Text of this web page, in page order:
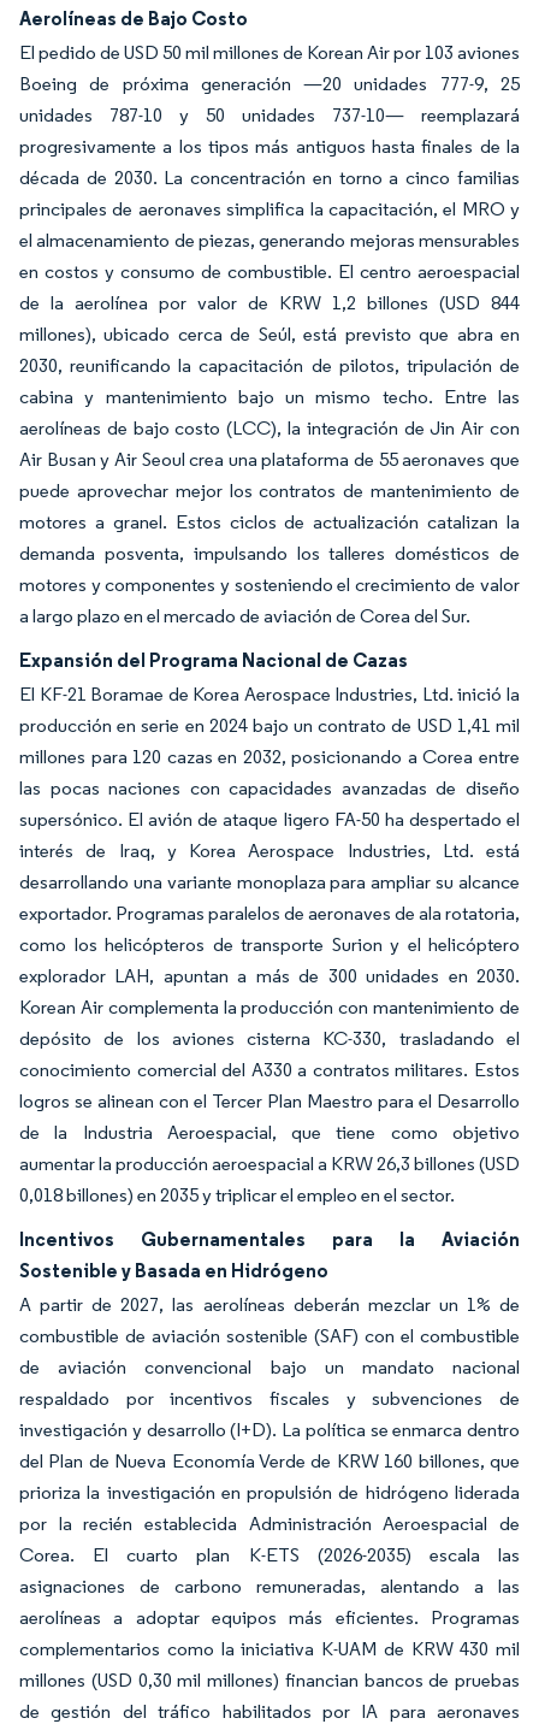
Aerolíneas de Bajo Costo
El pedido de USD 50 mil millones de Korean Air por 103 aviones
Boeing de próxima generación —20 unidades 777-9, 25
unidades 787-10 y 50 unidades 737-10— reemplazará
progresivamente a los tipos más antiguos hasta finales de la
década de 2030. La concentración en torno a cinco familias
principales de aeronaves simplifica la capacitación, el MRO y
el almacenamiento de piezas, generando mejoras mensurables
en costos y consumo de combustible. El centro aeroespacial
de la aerolínea por valor de KRW 1,2 billones (USD 844
millones), ubicado cerca de Seúl, está previsto que abra en
2030, reunificando la capacitación de pilotos, tripulación de
cabina y mantenimiento bajo un mismo techo. Entre las
aerolíneas de bajo costo (LCC), la integración de Jin Air con
Air Busan y Air Seoul crea una plataforma de 55 aeronaves que
puede aprovechar mejor los contratos de mantenimiento de
motores a granel. Estos ciclos de actualización catalizan la
demanda posventa, impulsando los talleres domésticos de
motores y componentes y sosteniendo el crecimiento de valor
a largo plazo en el mercado de aviación de Corea del Sur.
Expansión del Programa Nacional de Cazas
El KF-21 Boramae de Korea Aerospace Industries, Ltd. inició la
producción en serie en 2024 bajo un contrato de USD 1,41 mil
millones para 120 cazas en 2032, posicionando a Corea entre
las pocas naciones con capacidades avanzadas de diseño
supersónico. El avión de ataque ligero FA-50 ha despertado el
interés de Iraq, y Korea Aerospace Industries, Ltd. está
desarrollando una variante monoplaza para ampliar su alcance
exportador. Programas paralelos de aeronaves de ala rotatoria,
como los helicópteros de transporte Surion y el helicóptero
explorador LAH, apuntan a más de 300 unidades en 2030.
Korean Air complementa la producción con mantenimiento de
depósito de los aviones cisterna KC-330, trasladando el
conocimiento comercial del A330 a contratos militares. Estos
logros se alinean con el Tercer Plan Maestro para el Desarrollo
de la Industria Aeroespacial, que tiene como objetivo
aumentar la producción aeroespacial a KRW 26,3 billones (USD
0,018 billones) en 2035 y triplicar el empleo en el sector.
Incentivos Gubernamentales para la Aviación
Sostenible y Basada en Hidrógeno
A partir de 2027, las aerolíneas deberán mezclar un 1% de
combustible de aviación sostenible (SAF) con el combustible
de aviación convencional bajo un mandato nacional
respaldado por incentivos fiscales y subvenciones de
investigación y desarrollo (I+D). La política se enmarca dentro
del Plan de Nueva Economía Verde de KRW 160 billones, que
prioriza la investigación en propulsión de hidrógeno liderada
por la recién establecida Administración Aeroespacial de
Corea. El cuarto plan K-ETS (2026-2035) escala las
asignaciones de carbono remuneradas, alentando a las
aerolíneas a adoptar equipos más eficientes. Programas
complementarios como la iniciativa K-UAM de KRW 430 mil
millones (USD 0,30 mil millones) financian bancos de pruebas
de gestión del tráfico habilitados por IA para aeronaves